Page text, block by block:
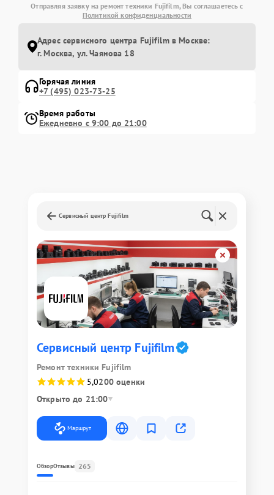
Отправляя заявку на ремонт техники Fujifilm, Вы соглашаетесь с
Политикой конфиденциальности
Адрес сервисного центра Fujifilm в Москве:
г. Москва, ул. Чаянова 18
Горячая линия
+7 (495) 023-73-25
Время работы
Ежедневно с 9:00 до 21:00
Сервисный центр Fujifilm
Сервисный центр Fujifilm
Ремонт техники Fujifilm
5,0200 оценки
Открыто до 21:00
Маршрут
ОбзорОтзывы 265